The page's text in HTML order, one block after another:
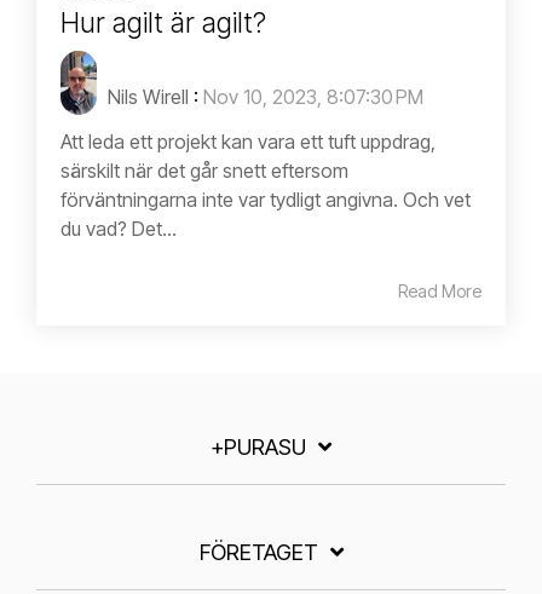
Hur agilt är agilt?
Nils Wirell : Nov 10, 2023, 8:07:30 PM
Att leda ett projekt kan vara ett tuft uppdrag,
särskilt när det går snett eftersom
förväntningarna inte var tydligt angivna. Och vet
du vad? Det...
Read More
+PURASU
FÖRETAGET